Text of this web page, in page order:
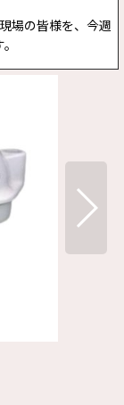
場の皆様を、今週